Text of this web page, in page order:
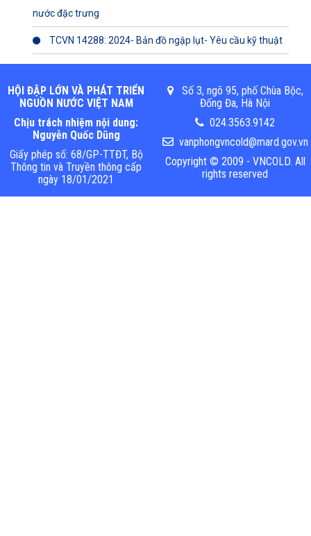
nước đặc trưng
TCVN 14288: 2024- Bản đồ ngập lụt- Yêu cầu kỹ thuật
HỘI ĐẬP LỚN VÀ PHÁT TRIỂN
NGUỒN NƯỚC VIỆT NAM
Chịu trách nhiệm nội dung:
Nguyễn Quốc Dũng
Giấy phép số: 68/GP-TTĐT, Bộ
Thông tin và Truyền thông cấp
ngày 18/01/2021
Số 3, ngõ 95, phố Chùa Bộc,
Đống Đa, Hà Nội
024.3563.9142
vanphongvncold@mard.gov.vn
Copyright © 2009 - VNCOLD. All
rights reserved